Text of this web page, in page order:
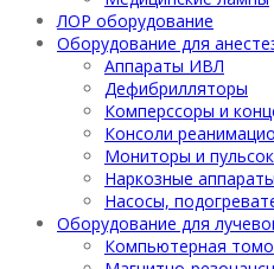
ЛОР оборудование
Оборудование для
Аппараты ИВЛ
Дефибрилляторы
Комперссоры и
Консоли
Мониторы и
Наркозные аппараты
Насосы,
Оборудование для
Компьютерная